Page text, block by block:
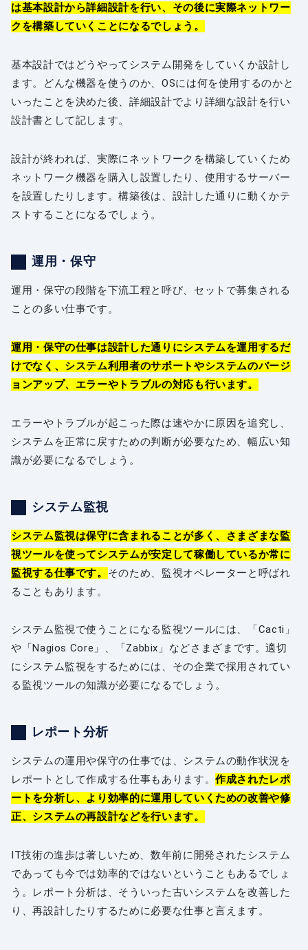
は基本設計から詳細設計を行い、その後に実際ネットワー
クを構築していくことになるでしょう。
基本設計ではどうやってシステム開発をしていくか設計し
ます。どんな機器を使うのか、OSには何を使用するのかと
いったことを決めた後、詳細設計でより詳細な設計を行い
設計書として記します。
設計が終われば、実際にネットワークを構築していくため
ネットワーク機器を購入し設置したり、使用するサーバー
を設置したりします。構築後は、設計した通りに動くかテ
ストすることになるでしょう。
運用・保守
運用・保守の段階を下流工程と呼び、セットで募集される
ことの多い仕事です。
運用・保守の仕事は設計した通りにシステムを運用するだ
けでなく、システム利用者のサポートやシステムのバージ
ョンアップ、エラーやトラブルの対応も行います。
エラーやトラブルが起こった際は速やかに原因を追究し、
システムを正常に戻すための判断が必要なため、幅広い知
識が必要になるでしょう。
システム監視
システム監視は保守に含まれることが多く、さまざまな監
視ツールを使ってシステムが安定して稼働しているか常に
監視する仕事です。 そのため、監視オペレーターと呼ばれ
ることもあります。
システム監視で使うことになる監視ツールには、「Cacti」
や「Nagios Core」、「Zabbix」などさまざまです。適切
にシステム監視をするためには、その企業で採用されてい
る監視ツールの知識が必要になるでしょう。
レポート分析
システムの運用や保守の仕事では、システムの動作状況を
レポートとして作成する仕事もあります。作成されたレポ
ートを分析し、より効率的に運用していくための改善や修
正、システムの再設計などを行います。
IT技術の進歩は著しいため、数年前に開発されたシステム
であっても今では効率的ではないということもあるでしょ
う。レポート分析は、そういった古いシステムを改善した
り、再設計したりするために必要な仕事と言えます。